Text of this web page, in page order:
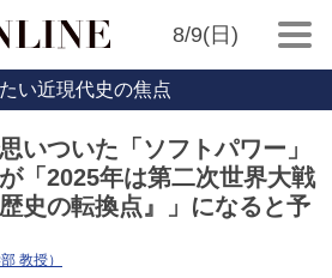
8/9(日)
い近現代史の焦点
いついた「ソフトパワー」
「2025年は第二次世界大戦
史の転換点』」になると予
教授）